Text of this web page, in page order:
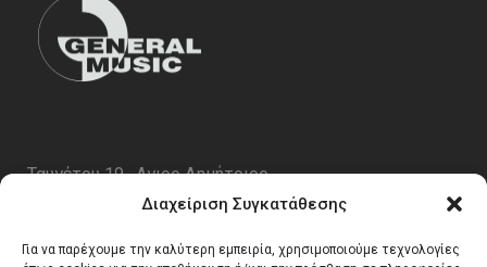
Διαχείριση Συγκατάθεσης
Για να παρέχουμε την καλύτερη εμπειρία, χρησιμοποιούμε τεχνολογίες
Ταυγέτου 19 , Αγιος Δημήτριος
email:info@generalmusic.gr